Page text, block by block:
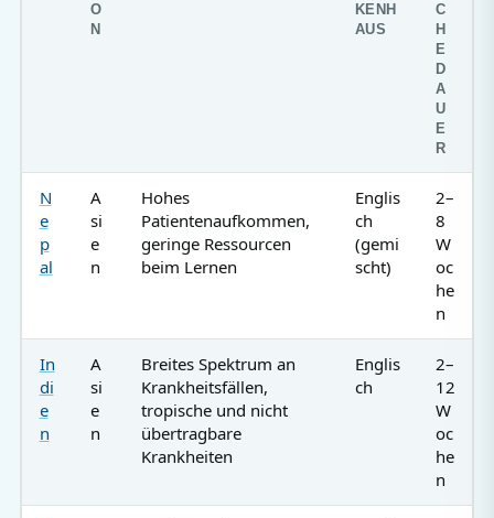
O
N
KENH
AUS
C
H
E
D
A
U
E
R
N
e
p
al
A
si
e
n
Hohes
Patientenaufkommen,
geringe Ressourcen
beim Lernen
Englis
ch
(gemi
scht)
2–
8
W
oc
he
n
In
di
e
n
A
si
e
n
Breites Spektrum an
Krankheitsfällen,
tropische und nicht
übertragbare
Krankheiten
Englis
ch
2–
12
W
oc
he
n